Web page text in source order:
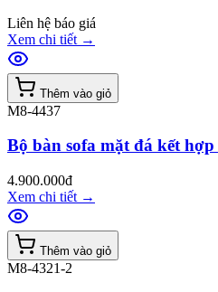
Liên hệ báo giá
Xem chi tiết →
Thêm vào giỏ
M8-4437
Bộ bàn sofa mặt đá kết
4.900.000đ
Xem chi tiết →
Thêm vào giỏ
M8-4321-2